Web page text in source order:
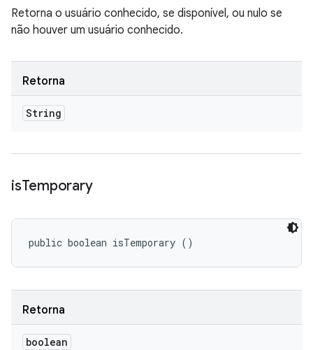
Retorna o usuário conhecido, se disponível, ou nulo se
não houver um usuário conhecido.
Retorna
String
isTemporary
public boolean isTemporary ()
Retorna
boolean